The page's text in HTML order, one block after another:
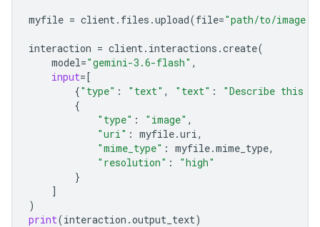
myfile = client. files .upload(file="path/to/
interaction = client. interactions .create(
model="gemini-3.6-flash" ,
input=[
{"type" : "text" , "text" :
"Describe this
{
"type" : "image" ,
"uri" : myfile.uri,
"mime_type" : myfile.mime_type,
"resolution" :
"high"
}
]
)
print(interaction .output_text)